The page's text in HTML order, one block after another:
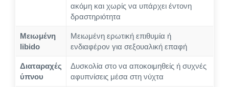
ακόμη και χωρίς να υπάρχει έντονη
δραστηριότητα
Μειωμένη
libido
Μειωμένη ερωτική επιθυμία ή
ενδιαφέρον για σεξουαλική επαφή
Διαταραχές
ύπνου
Δυσκολία στο να αποκοιμηθείς ή συχνές
αφυπνίσεις μέσα στη νύχτα